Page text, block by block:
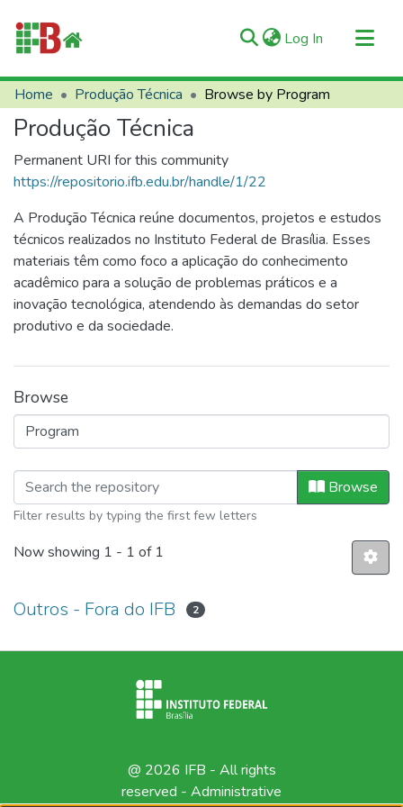
Log In (current)
Communities & Collections
All of RIIFB
About RIIFB
Contacts
Home Produção Técnica Browse by Program
Produção Técnica
Permanent URI for this community
https://repositorio.ifb.edu.br/handle/1/22
A Produção Técnica reúne documentos, projetos e estudos
técnicos realizados no Instituto Federal de Brasília. Esses
materiais têm como foco a aplicação do conhecimento
acadêmico para a solução de problemas práticos e a
inovação tecnológica, atendendo às demandas do setor
produtivo e da sociedade.
Browse
Browsing Produção Técnica byBrowse
Filter results by typing the first few letters
Now showing 1 - 1 of 1
Outros - Fora do IFB 2
@ 2026 IFB - All rights
reserved - Administrative